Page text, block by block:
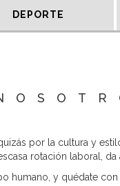
DEPORTE
por la cultura y
rotación laboral,
y quédate con